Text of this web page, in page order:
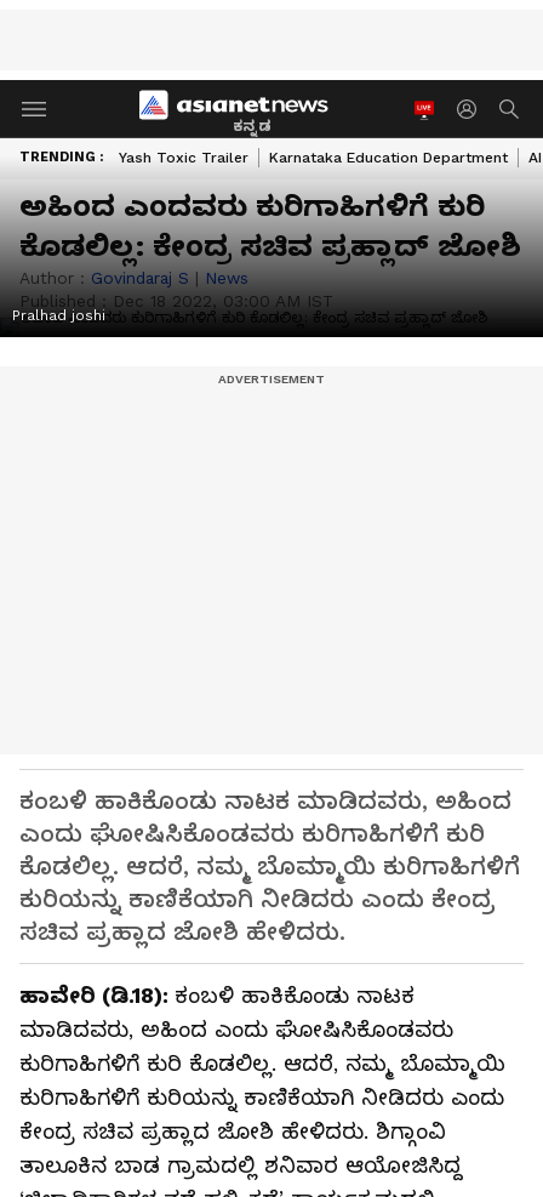
ಕನ್ನಡ
TRENDING : Yash Toxic Trailer Karnataka Education Department
ಅಹಿಂದ ಎಂದವರು ಕುರಿಗಾಹಿಗಳಿಗೆ ಕುರಿ
ಕೊಡಲಿಲ್ಲ: ಕೇಂದ್ರ ಸಚಿವ ಪ್ರಹ್ಲಾದ್ ಜೋಶಿ
Author : Govindaraj S | News
Published : Dec 18 2022, 03:00 AM IST
Pralhad joshi
ಕಂಬಳಿ ಹಾಕಿಕೊಂಡು ನಾಟಕ ಮಾಡಿದವರು, ಅಹಿಂದ
ಎಂದು ಘೋಷಿಸಿಕೊಂಡವರು ಕುರಿಗಾಹಿಗಳಿಗೆ ಕುರಿ
ಕೊಡಲಿಲ್ಲ. ಆದರೆ, ನಮ್ಮ ಬೊಮ್ಮಾಯಿ ಕುರಿಗಾಹಿಗಳಿಗೆ
ಕುರಿಯನ್ನು ಕಾಣಿಕೆಯಾಗಿ ನೀಡಿದರು ಎಂದು ಕೇಂದ್ರ
ಸಚಿವ ಪ್ರಹ್ಲಾದ ಜೋಶಿ ಹೇಳಿದರು.
ಹಾವೇರಿ (ಡಿ.18): ಕಂಬಳಿ ಹಾಕಿಕೊಂಡು ನಾಟಕ
ಮಾಡಿದವರು, ಅಹಿಂದ ಎಂದು ಘೋಷಿಸಿಕೊಂಡವರು
ಕುರಿಗಾಹಿಗಳಿಗೆ ಕುರಿ ಕೊಡಲಿಲ್ಲ. ಆದರೆ, ನಮ್ಮ ಬೊಮ್ಮಾಯಿ
ಕುರಿಗಾಹಿಗಳಿಗೆ ಕುರಿಯನ್ನು ಕಾಣಿಕೆಯಾಗಿ ನೀಡಿದರು ಎಂದು
ಕೇಂದ್ರ ಸಚಿವ ಪ್ರಹ್ಲಾದ ಜೋಶಿ ಹೇಳಿದರು. ಶಿಗ್ಗಾಂವಿ
ತಾಲೂಕಿನ ಬಾಡ ಗ್ರಾಮದಲ್ಲಿ ಶನಿವಾರ ಆಯೋಜಿಸಿದ್ದ